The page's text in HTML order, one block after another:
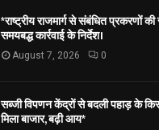
*राष्ट्रीय राजमार्ग से संबंधित प्रकरणों की
समयबद्ध कार्रवाई के निर्देश।
August 7, 2026 0
सब्जी विपणन केंद्रों से बदली पहाड़ के
मिला बाजार, बढ़ी आय*